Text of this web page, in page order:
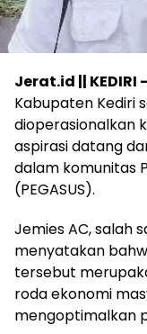
Jerat.id || KEDIRI
Kabupaten Kediri
dioperasionalkan
aspirasi datang
dalam komunitas
(PEGASUS).
Jemies AC, salah
menyatakan
tersebut
roda ekonomi
mengoptimalkan